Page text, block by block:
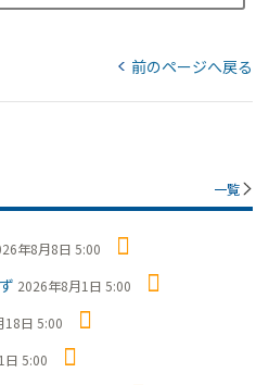
前のページへ戻る
一覧
年8月8日 5:00
2026年8月1日 5:00
18日 5:00
日 5:00